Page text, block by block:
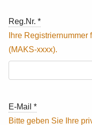
Reg.Nr.*
E-Mail*